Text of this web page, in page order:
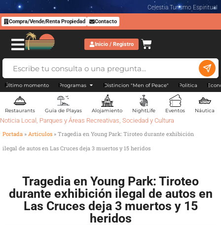
Celestia Turismo Espiritual
Compra/Vende/Renta Propiedad Contacto
Inicio / Registro
Último momento Programas Distincion "Men of Peace" Politica
Restaurants Guía de Playas Alojamiento NightLife Eventos Náutica
Noticia Local , Parques y Áreas Recreativas, Sociedad y Cultura
Portada » Artículos » Tragedia en Young Park: Tiroteo durante exhibición
ilegal de autos en Las Cruces deja 3 muertos y 15 heridos
Tragedia en Young Park: Tiroteo
durante exhibición ilegal de autos en
Las Cruces deja 3 muertos y 15
heridos